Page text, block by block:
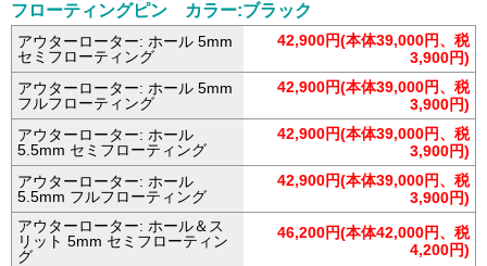
フローティングピン カラー:ブラック
アウターローター: ホール 5mm
セミフローティング
42,900円(本体39,000円、税
3,900円)
アウターローター: ホール 5mm
フルフローティング
42,900円(本体39,000円、税
3,900円)
アウターローター: ホール
5.5mm セミフローティング
42,900円(本体39,000円、税
3,900円)
アウターローター: ホール
5.5mm フルフローティング
42,900円(本体39,000円、税
3,900円)
アウターローター: ホール＆ス
リット 5mm セミフローティン
グ
46,200円(本体42,000円、税
4,200円)